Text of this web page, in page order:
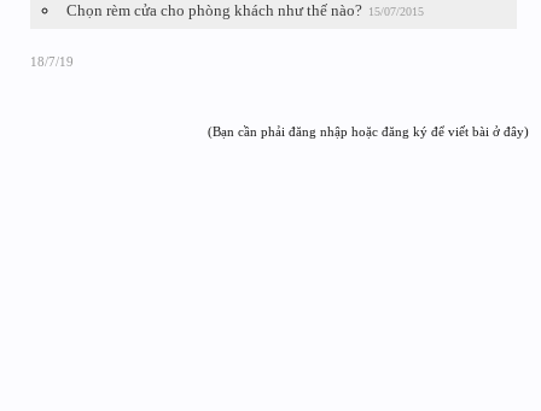
Chọn rèm cửa cho phòng khách như thế nào? 15/07/2015
18/7/19
(Bạn cần phải đăng nhập hoặc đăng ký để viết bài ở đây)